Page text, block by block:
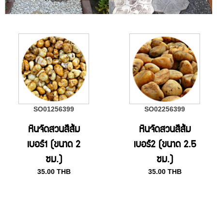
SO01256399
หินจัดสวนสีส้ม
เบอร์1 (ขนาด 2
ซม.)
35.00 THB
SO02256399
หินจัดสวนสีส้ม
เบอร์2 (ขนาด 2.5
ซม.)
35.00 THB